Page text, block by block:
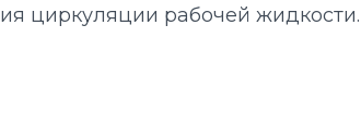
циркуляции рабочей жидкости.